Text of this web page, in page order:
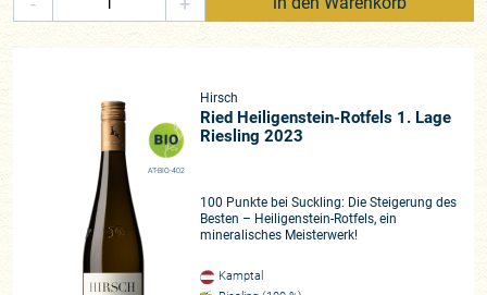
AT-BIO-402
Hirsch
Ried Heiligenstein-Rotfels 1. Lage
Riesling 2023
100 Punkte bei Suckling: Die Steigerung des
Besten – Heiligenstein-Rotfels, ein
mineralisches Meisterwerk!
Kamptal